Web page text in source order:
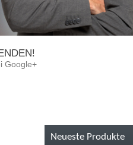
Google+
Neueste Produkte